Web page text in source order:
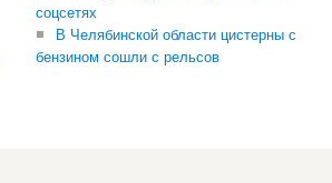
соцсетях
В Челябинской области цистерны с
бензином сошли с рельсов